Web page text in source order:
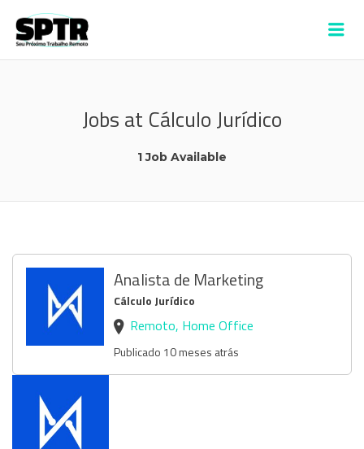
Jobs at Cálculo Jurídico
1 Job Available
Analista de Marketing
Cálculo Jurídico
Remoto, Home Office
Publicado 10 meses atrás